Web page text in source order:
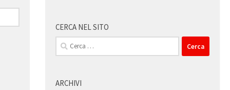
CERCA NEL SITO
Ricerca
per:
ARCHIVI